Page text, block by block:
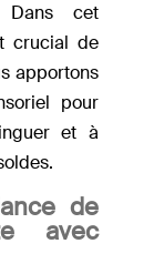
Dans cet
crucial de
apportons
pour
et à
de
avec